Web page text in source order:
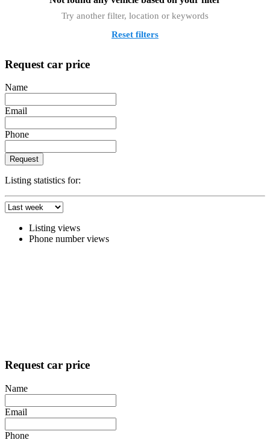
Try another filter, location or keywords
Reset filters
Request car price
Name
Email
Phone
Request
Listing statistics for:
Listing views
Phone number views
Request car price
Name
Email
Phone